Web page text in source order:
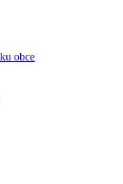
obce